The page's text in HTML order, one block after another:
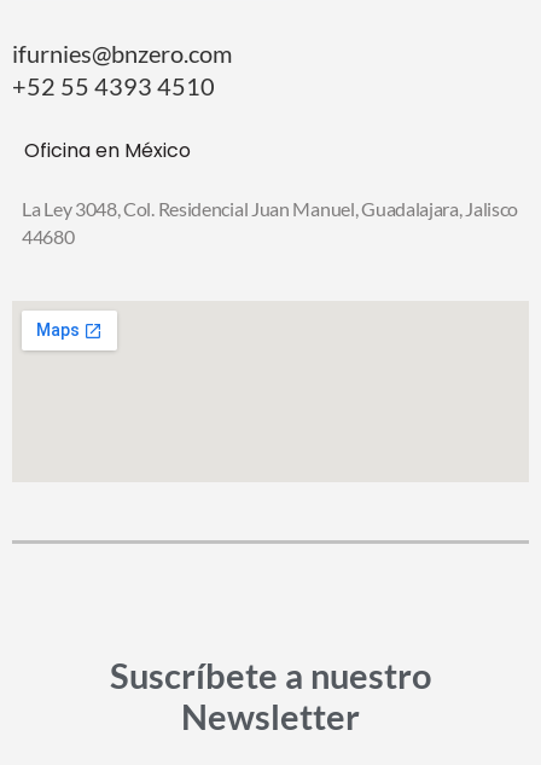
ifurnies@bnzero.com
+52 55 4393 4510
Oficina en México
La Ley 3048, Col. Residencial Juan Manuel,Guadalajara, Jalisco
44680
Suscríbete a nuestro
Newsletter